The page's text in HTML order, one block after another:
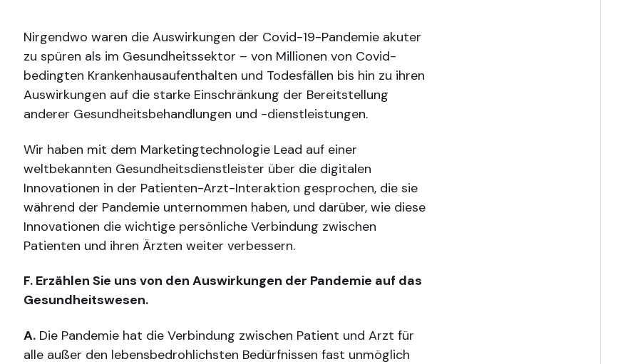
Nirgendwo waren die Auswirkungen der Covid-19-Pandemie akuter
zu spüren als im Gesundheitssektor – von Millionen von Covid-
bedingten Krankenhausaufenthalten und Todesfällen bis hin zu ihren
Auswirkungen auf die starke Einschränkung der Bereitstellung
anderer Gesundheitsbehandlungen und -dienstleistungen.
Wir haben mit dem Marketingtechnologie Lead auf einer
weltbekannten Gesundheitsdienstleister über die digitalen
Innovationen in der Patienten-Arzt-Interaktion gesprochen, die sie
während der Pandemie unternommen haben, und darüber, wie diese
Innovationen die wichtige persönliche Verbindung zwischen
Patienten und ihren Ärzten weiter verbessern.
F. Erzählen Sie uns von den Auswirkungen der Pandemie auf das
Gesundheitswesen.
A. Die Pandemie hat die Verbindung zwischen Patient und Arzt für
alle außer den lebensbedrohlichsten Bedürfnissen fast unmöglich